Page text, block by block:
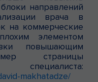
направлений
врача в
на коммерческие
элементом
повышающим
страницы
makhatadze/